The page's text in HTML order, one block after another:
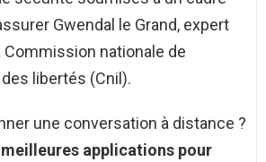
Gwendal le Grand, expert
nationale de
libertés (Cnil).
une conversation à distance ?
applications pour